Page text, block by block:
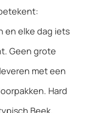
en elke dag iets
Geen grote
met een
Hard
Beek.